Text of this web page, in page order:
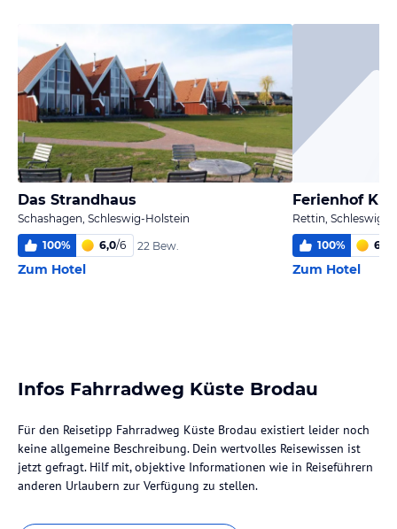
Das Strandhaus
Schashagen, Schleswig-Holstein
100% 6,0/6 22 Bew.
Zum Hotel
Ferienhof
Rettin, Schleswig-
100% 6,0
Zum Hotel
Infos Fahrradweg Küste Brodau
Für den Reisetipp Fahrradweg Küste Brodau existiert leider noch
keine allgemeine Beschreibung. Dein wertvolles Reisewissen ist
jetzt gefragt. Hilf mit, objektive Informationen wie in Reiseführern
anderen Urlaubern zur Verfügung zu stellen.